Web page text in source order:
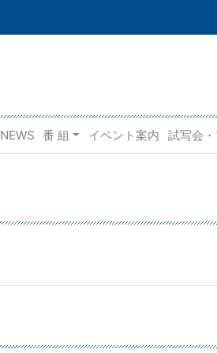
NEWS 番 組 イベント案内 試写会